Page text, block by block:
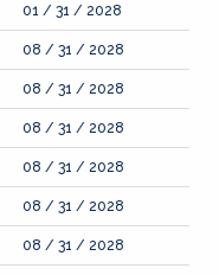
01 / 31 / 2028
08 / 31 / 2028
08 / 31 / 2028
08 / 31 / 2028
08 / 31 / 2028
08 / 31 / 2028
08 / 31 / 2028